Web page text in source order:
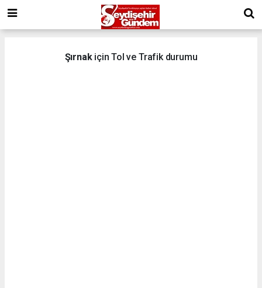
Şırnak için Tol ve Trafik durumu